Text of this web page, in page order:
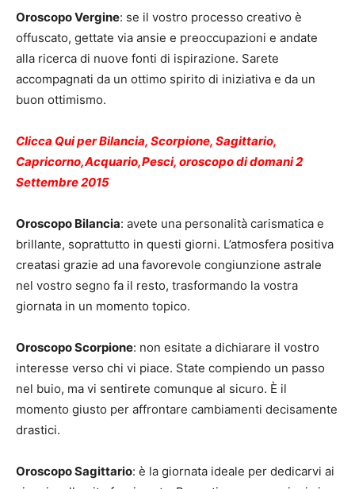
Oroscopo Vergine: se il vostro processo creativo è
offuscato, gettate via ansie e preoccupazioni e andate
alla ricerca di nuove fonti di ispirazione. Sarete
accompagnati da un ottimo spirito di iniziativa e da un
buon ottimismo.
Clicca Qui per Bilancia, Scorpione, Sagittario,
Capricorno,Acquario,Pesci, oroscopo di domani 2
Settembre 2015
Oroscopo Bilancia: avete una personalità carismatica e
brillante, soprattutto in questi giorni. L’atmosfera positiva
creatasi grazie ad una favorevole congiunzione astrale
nel vostro segno fa il resto, trasformando la vostra
giornata in un momento topico.
Oroscopo Scorpione: non esitate a dichiarare il vostro
interesse verso chi vi piace. State compiendo un passo
nel buio, ma vi sentirete comunque al sicuro. È il
momento giusto per affrontare cambiamenti decisamente
drastici.
Oroscopo Sagittario: è la giornata ideale per dedicarvi ai